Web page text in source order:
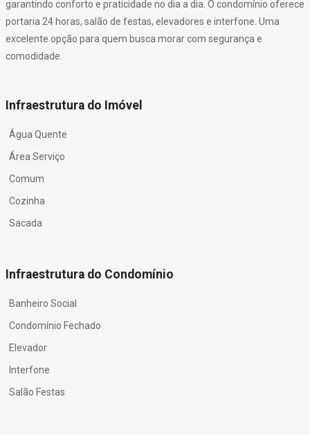
garantindo conforto e praticidade no dia a dia. O condomínio oferece
portaria 24 horas, salão de festas, elevadores e interfone. Uma
excelente opção para quem busca morar com segurança e
comodidade.
Infraestrutura do Imóvel
Água Quente
Área Serviço
Comum
Cozinha
Sacada
Infraestrutura do Condomínio
Banheiro Social
Condomínio Fechado
Elevador
Interfone
Salão Festas